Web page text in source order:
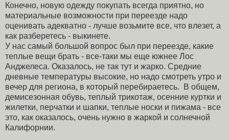
Конечно, новую одежду покупать всегда приятно, но
материальные возможности при переезде надо
оценивать адекватно - лучше возьмите все, что влезет, а
как разберетесь - выкинете.
У нас самый большой вопрос был при переезде, какие
теплые вещи брать - все-таки мы еще южнее Лос
Анджелеса. Оказалось, не так тут и жарко. Средние
дневные температуры высокие, но надо смотреть утро и
вечер для региона, в который перебираетесь. В общем,
демисезонная обувь, теплый трикотаж, осенние куртки и
жилетки, перчатки и шапки, теплые носки и пижама - все
это, как оказалось, очень нужно в жаркой и солнечной
Калифорнии.